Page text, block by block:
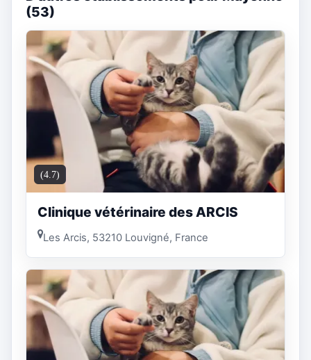
(53)
(4.7)
Clinique vétérinaire des ARCIS
Les Arcis, 53210 Louvigné, France